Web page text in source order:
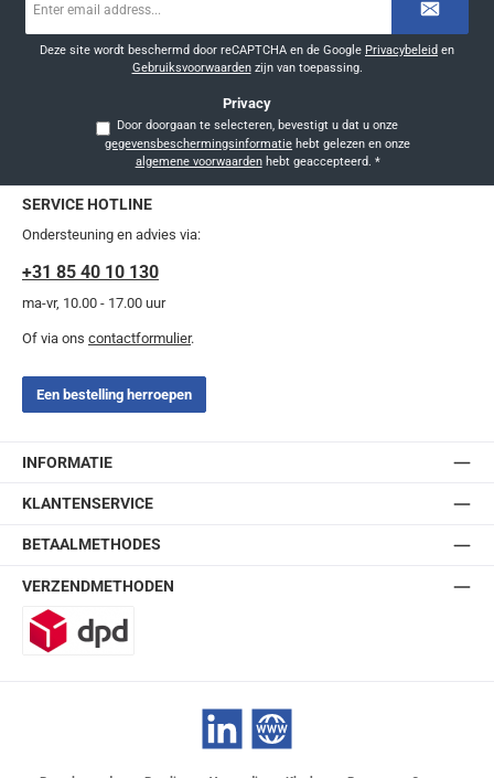
mailadres
Deze site wordt beschermd door reCAPTCHA en de Google Privacybeleid en
Gebruiksvoorwaardenzijn van toepassing.
Privacy
Door doorgaan te selecteren, bevestigt u dat u onze
gegevensbeschermingsinformatie
algemene voorwaardenhebt geaccepteerd. *
SERVICE HOTLINE
Ondersteuning en advies via:
+31 85 40 10 130
ma-vr, 10.00 - 17.00 uur
Of via ons contactformulier.
Een bestelling herroepen
INFORMATIE
KLANTENSERVICE
BETAALMETHODES
VERZENDMETHODEN
LinkedIn Website